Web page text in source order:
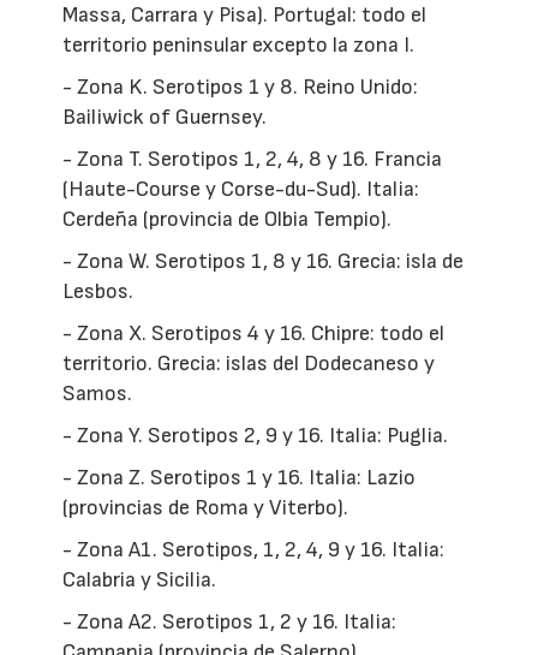
Massa, Carrara y Pisa). Portugal: todo el
territorio peninsular excepto la zona I.
- Zona K. Serotipos 1 y 8. Reino Unido:
Bailiwick of Guernsey.
- Zona T. Serotipos 1, 2, 4, 8 y 16. Francia
(Haute-Course y Corse-du-Sud). Italia:
Cerdeña (provincia de Olbia Tempio).
- Zona W. Serotipos 1, 8 y 16. Grecia: isla de
Lesbos.
- Zona X. Serotipos 4 y 16. Chipre: todo el
territorio. Grecia: islas del Dodecaneso y
Samos.
- Zona Y. Serotipos 2, 9 y 16. Italia: Puglia.
- Zona Z. Serotipos 1 y 16. Italia: Lazio
(provincias de Roma y Viterbo).
- Zona A1. Serotipos, 1, 2, 4, 9 y 16. Italia:
Calabria y Sicilia.
- Zona A2. Serotipos 1, 2 y 16. Italia: